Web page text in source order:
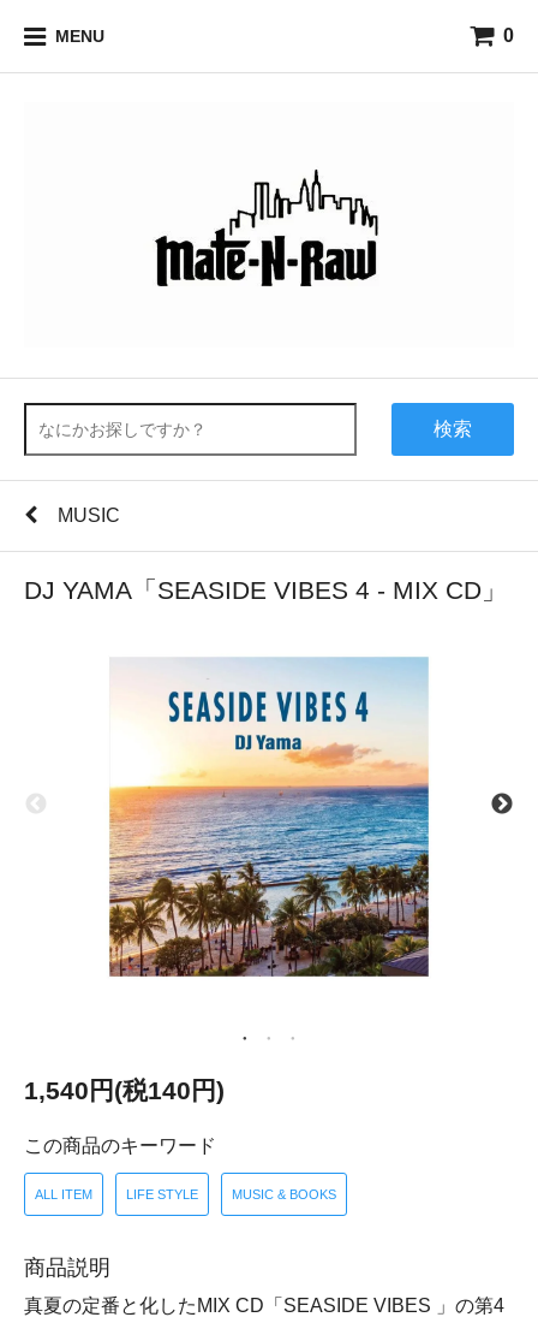
MENU 0
検索
MUSIC
DJ YAMA「SEASIDE VIBES 4 - MIX CD」
1,540円(税140円)
この商品のキーワード
ALL ITEM LIFE STYLE MUSIC & BOOKS
商品説明
真夏の定番と化したMIX CD「SEASIDE VIBES 」の第4